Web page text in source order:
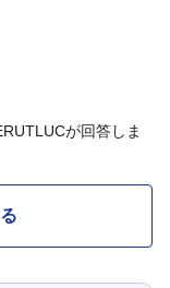
が回答しま